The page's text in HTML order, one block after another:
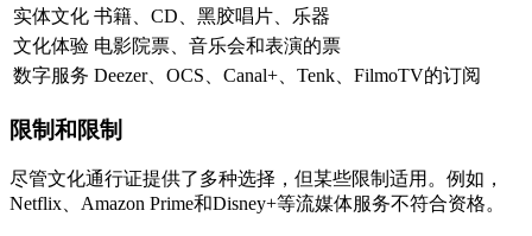
实体文化 书籍、CD、黑胶唱片、乐器
文化体验 电影院票、音乐会和表演的票
数字服务 Deezer、OCS、Canal+、Tenk、FilmoTV的订阅
限制和限制
尽管文化通行证提供了多种选择，但某些限制适用。例如，
Netflix、Amazon Prime和Disney+等流媒体服务不符合资格。